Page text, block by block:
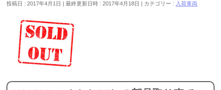
投稿日 : 2017年4月1日 最終更新日時 : 2017年4月18日 カテゴリー : 入荷車両